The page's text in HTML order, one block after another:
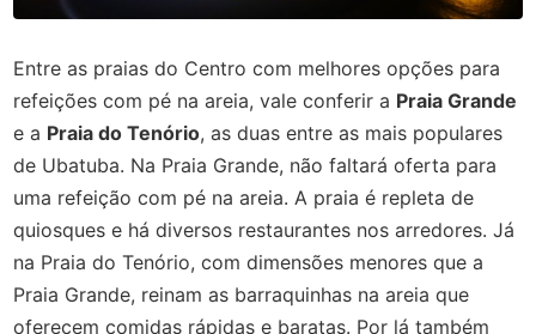
Entre as praias do Centro com melhores opções para
refeições com pé na areia, vale conferir a Praia Grande
e a Praia do Tenório, as duas entre as mais populares
de Ubatuba. Na Praia Grande, não faltará oferta para
uma refeição com pé na areia. A praia é repleta de
quiosques e há diversos restaurantes nos arredores. Já
na Praia do Tenório, com dimensões menores que a
Praia Grande, reinam as barraquinhas na areia que
oferecem comidas rápidas e baratas. Por lá também